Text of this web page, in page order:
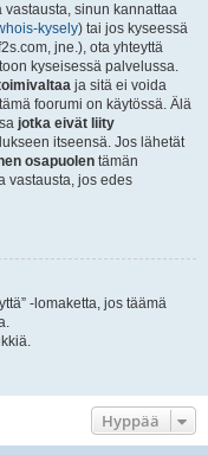
sinun kannattaa
kysely) tai jos kyseessä
jne.), ota yhteyttä
kyseisessä palvelussa.
ja sitä ei voida
foorumi on käytössä. Älä
jotka eivät liity
itseensä. Jos lähetät
osapuolen tämän
vastausta, jos edes
-lomaketta, jos täämä
Hyppää